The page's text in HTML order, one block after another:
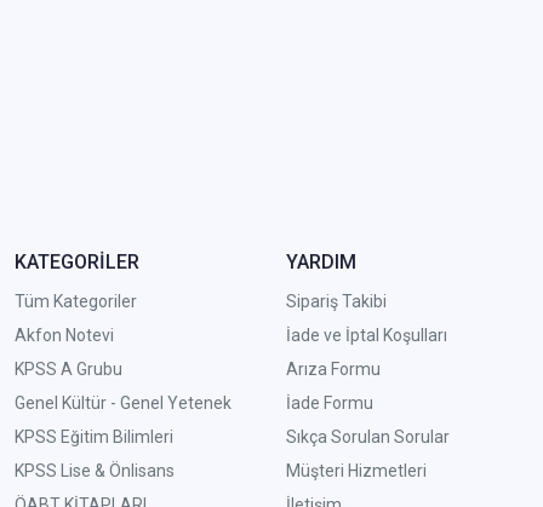
KATEGORİLER
Tüm Kategoriler
Akfon Notevi
KPSS A Grubu
Genel Kültür - Genel Yetenek
KPSS Eğitim Bilimleri
KPSS Lise & Önlisans
YARDIM
Sipariş Takibi
İade ve İptal Koşulları
Arıza Formu
İade Formu
Sıkça Sorulan Sorular
Müşteri Hizmetleri